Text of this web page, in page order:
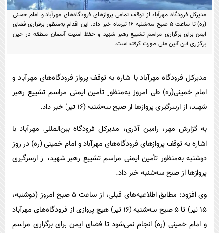
مجله تصویری سلاح
ورزش
سیاست
سرگرمی
گوناگون
حوادث
سلامت
حیات وحش
سیاست خارجی
خواندنی ها و دیدنی ها
داستان کوتاه
آشپزی
دانلود
آموزش زبان
مدیرکل فرودگاه مهرآباد از توقف تمامی پروازهای فرودگاه‌های مهرآباد و امام خمینی
(ره) تا ساعت ۵ صبح سه‌شنبه ۱۶ تیرماه خبر داد. این اقدام به‌منظور برقراری فضای
ایمن برای برگزاری مراسم تشییع رهبر شهید و حفظ امنیت آسمان منطقه در حین
برگزاری این آیین ملی صورت گرفته است.
مدیرکل فرودگاه مهرآباد با اشاره به توقف پرواز فرودگاه‌های مهرآباد و
امام خمینی(ره) طی امروز به‌منظور تأمین ایمنی مراسم تشییع رهبر
شهید، از ازسرگیری پروازها از صبح سه‌شنبه (۱۶ تیر) خبر داد.
به گزارش مهر، رامین آذری، مدیرکل فرودگاه بین‌المللی مهرآباد با
اشاره به توقف پروازهای فرودگاه‌های مهرآباد و امام خمینی (ره) در روز
دوشنبه به‌منظور تأمین ایمنی مراسم تشییع رهبر شهید، از ازسرگیری
پروازها از صبح سه‌شنبه خبر داد.
وی افزود: مطابق اطلاعیه‌های قبلی، از ساعت ۵ صبح امروز (دوشنبه،
۱۵ تیر) تا ۵ صبح سه‌شنبه (۱۶ تیر) هیچ پروازی از فرودگاه‌های مهرآباد
و امام خمینی (ره) انجام نمی‌شود تا فضای ایمن برای برگزاری مراسم